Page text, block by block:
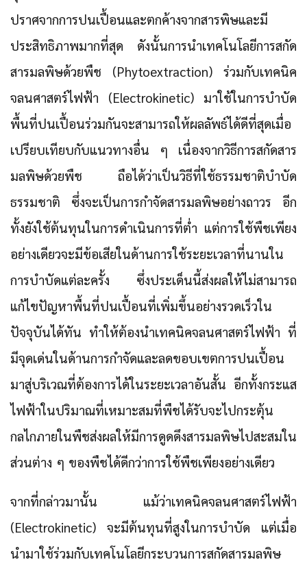
ปราศจากการปนเปื้อนและตกค้างจากสารพิษและมี
ประสิทธิภาพมากที่สุด ดังนั้นการนำเทคโนโลยีการสกัด
สารมลพิษด้วยพืช (Phytoextraction) ร่วมกับเทคนิค
จลนศาสตร์ไฟฟ้า (Electrokinetic) มาใช้ในการบำบัด
พื้นที่ปนเปื้อนร่วมกันจะสามารถให้ผลลัพธ์ได้ดีที่สุดเมื่อ
เปรียบเทียบกับแนวทางอื่น ๆ เนื่องจากวิธีการสกัดสาร
มลพิษด้วยพืช ถือได้ว่าเป็นวิธีที่ใช้ธรรมชาติบำบัด
ธรรมชาติ ซึ่งจะเป็นการกำจัดสารมลพิษอย่างถาวร อีก
ทั้งยังใช้ต้นทุนในการดำเนินการที่ต่ำ แต่การใช้พืชเพียง
อย่างเดียวจะมีข้อเสียในด้านการใช้ระยะเวลาที่นานใน
การบำบัดแต่ละครั้ง ซึ่งประเด็นนี้ส่งผลให้ไม่สามารถ
แก้ไขปัญหาพื้นที่ปนเปื้อนที่เพิ่มขึ้นอย่างรวดเร็วใน
ปัจจุบันได้ทัน ทำให้ต้องนำเทคนิคจลนศาสตร์ไฟฟ้า ที่
มีจุดเด่นในด้านการกำจัดและลดขอบเขตการปนเปื้อน
มาสู่บริเวณที่ต้องการได้ในระยะเวลาอันสั้น อีกทั้งกระแส
ไฟฟ้าในปริมาณที่เหมาะสมที่พืชได้รับจะไปกระตุ้น
กลไกภายในพืชส่งผลให้มีการดูดดึงสารมลพิษไปสะสมใน
ส่วนต่าง ๆ ของพืชได้ดีกว่าการใช้พืชเพียงอย่างเดียว
จากที่กล่าวมานั้น แม้ว่าเทคนิคจลนศาสตร์ไฟฟ้า
(Electrokinetic) จะมีต้นทุนที่สูงในการบำบัด แต่เมื่อ
นำมาใช้ร่วมกับเทคโนโลยีกระบวนการสกัดสารมลพิษ